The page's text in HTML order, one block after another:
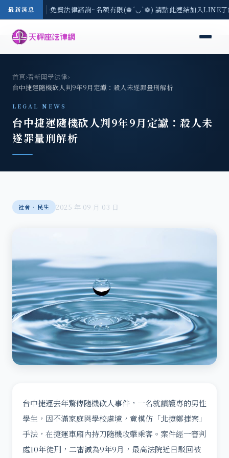
最新消息
-8/3(一) 現場免費法律諮詢~名額有限(❁´◡`❁) 請點此連結加入LINE
首頁›看新聞學法律›
台中捷運隨機砍人判9年9月定讞：殺人未遂罪量刑解析
LEGAL NEWS
台中捷運隨機砍人判9年9月定讞：殺人未
遂罪量刑解析
社會‧民生 2025 年 09 月 03 日
台中捷運去年驚傳隨機砍人事件，一名就讀護專的男性
學生，因不滿家庭與學校處境，竟模仿「北捷鄭捷案」
手法，在捷運車廂內持刀隨機攻擊乘客。案件經一審判
處10年徒刑，二審減為9年9月，最高法院近日駁回被